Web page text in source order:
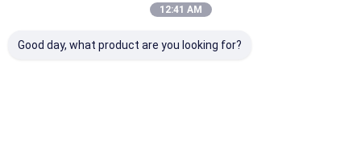
12:41 AM
Good day, what product are you looking for?